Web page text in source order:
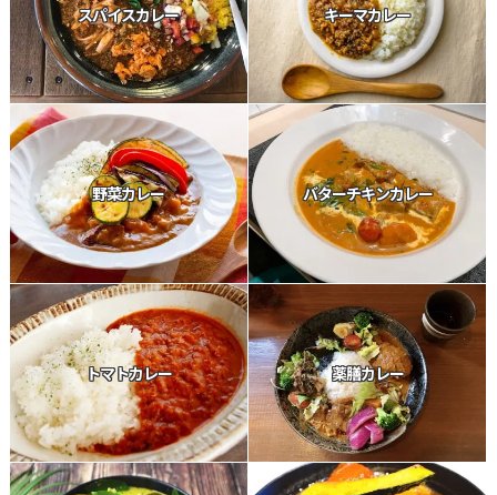
スパイスカレー キーマカレー
野菜カレー バターチキンカレー
トマトカレー 薬膳カレー